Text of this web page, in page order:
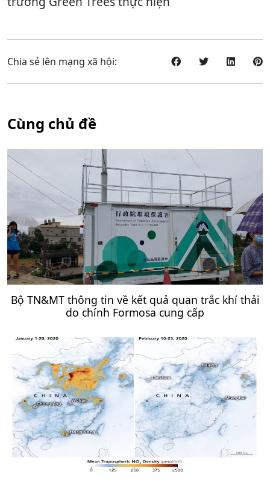
Chia sẻ lên mạng xã hội:
Cùng chủ đề
Bộ TN&MT thông tin về kết quả quan trắc khí thải
do chính Formosa cung cấp